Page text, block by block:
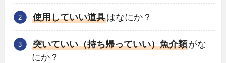
使用していい道具はなにか？
突いていい（持ち帰っていい）魚介類がな
にか？